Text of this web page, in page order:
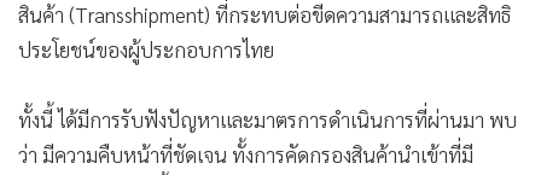
สินค้า (Transshipment) ที่กระทบต่อขีดความสามารถและสิทธิ
ประโยชน์ของผู้ประกอบการไทย
ทั้งนี้ ได้มีการรับฟังปัญหาและมาตรการดำเนินการที่ผ่านมา พบ
ว่า มีความคืบหน้าที่ชัดเจน ทั้งการคัดกรองสินค้านำเข้าที่มี